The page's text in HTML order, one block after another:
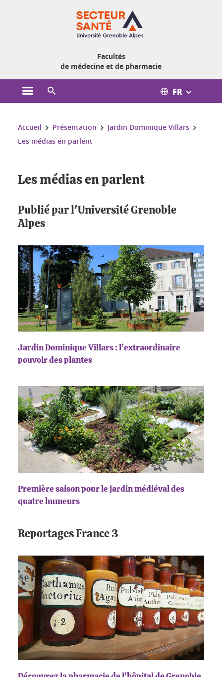
Facultés
de médecine et de pharmacie
Ouvrir le menu principal FR
Vous êtes ici :
Accueil Présentation
Jardin Dominique Villars
Les médias en parlent
Les médias en parlent
Publié par l'Université Grenoble
Alpes
Jardin Dominique Villars : l’extraordinaire
pouvoir des plantes
Première saison pour le jardin médiéval des
quatre humeurs
Reportages France 3